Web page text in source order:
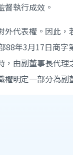
督執行成效。
外代表權。因此
88年3月17日商
，由副董事長代
權明定一部分為